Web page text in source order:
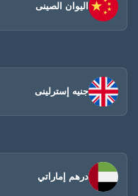
اليوان الصينى​
جنيه إسترلينى
درهم إماراتي